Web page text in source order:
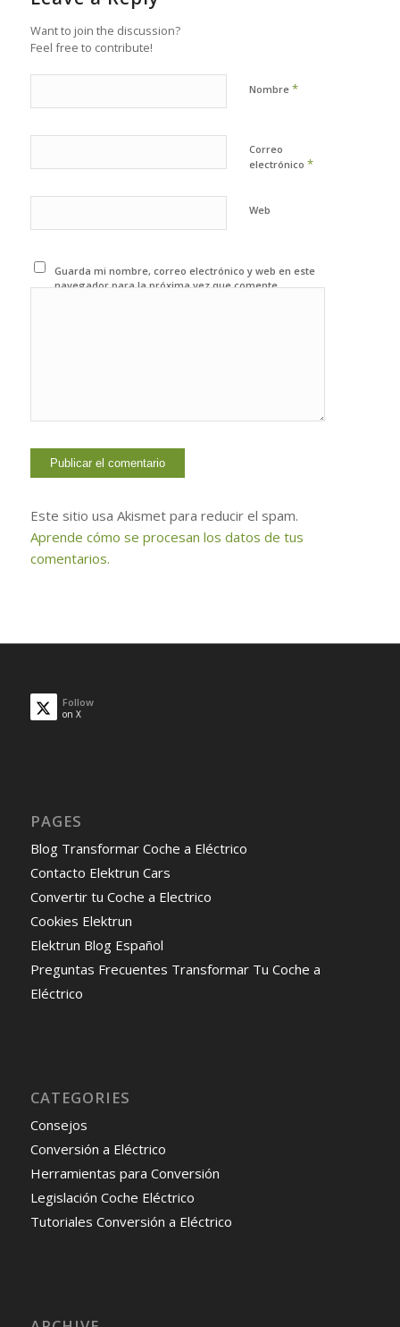
Want to join the discussion?
Feel free to contribute!
Nombre *
Correo
electrónico *
Web
Guarda mi nombre, correo electrónico y web en este
navegador para la próxima vez que comente.
Este sitio usa Akismet para reducir el spam.
Aprende cómo se procesan los datos de tus
comentarios.
Follow
on X
PAGES
Blog Transformar Coche a Eléctrico
Contacto Elektrun Cars
Convertir tu Coche a Electrico
Cookies Elektrun
Elektrun Blog Español
Preguntas Frecuentes Transformar Tu Coche a
Eléctrico
CATEGORIES
Consejos
Conversión a Eléctrico
Herramientas para Conversión
Legislación Coche Eléctrico
Tutoriales Conversión a Eléctrico